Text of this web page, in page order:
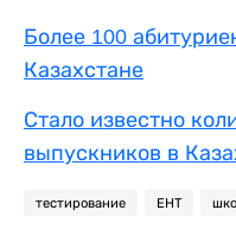
Более 100
Казахстане
Стало известно
выпускников в
тестирование ЕНТ